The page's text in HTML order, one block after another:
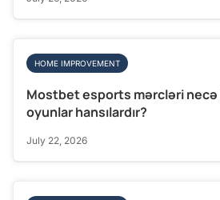
HOME IMPROVEMENT
Mostbet esports mərcləri necə
oyunlar hansılardır?
July 22, 2026